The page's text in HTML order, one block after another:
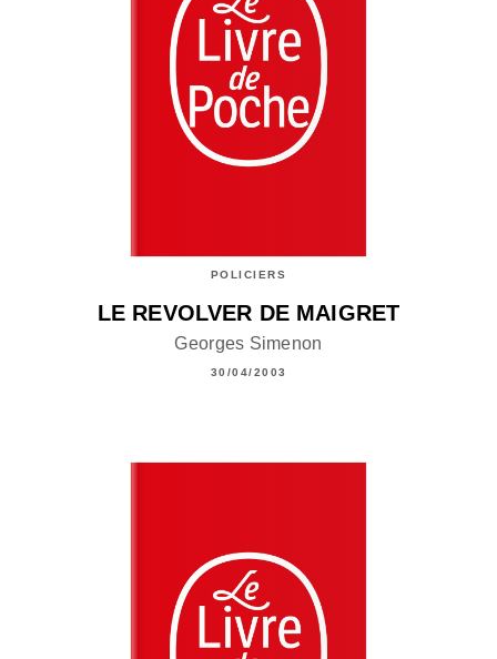
POLICIERS
LE REVOLVER DE MAIGRET
Georges Simenon
30/04/2003